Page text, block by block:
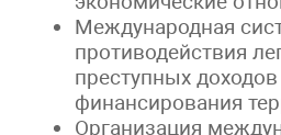
Международная
противодействия
преступных
финансирования
Организация